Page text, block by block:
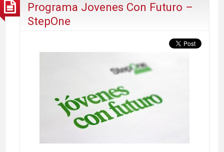
Programa Jovenes Con Futuro –
StepOne